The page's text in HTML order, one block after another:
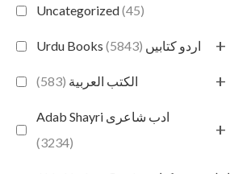
Uncategorized(45)
Urdu Books اردو کتابیں (5843) +
الكتب العربية (583) +
Adab Shayri ادب شاعری
(3234)
+